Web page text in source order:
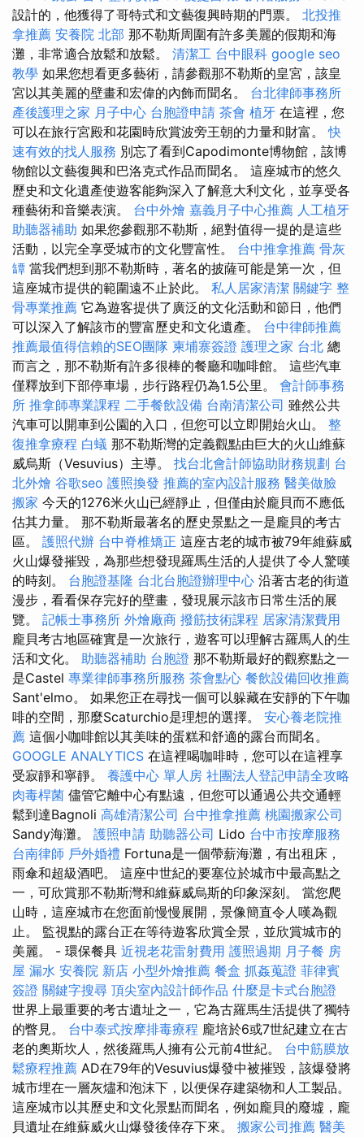
設計的，他獲得了哥特式和文藝復興時期的門票。 北投推
拿推薦 安養院 北部 那不勒斯周圍有許多美麗的假期和海
灘，非常適合放鬆和放鬆。 清潔工 台中眼科 google seo
教學 如果您想看更多藝術，請參觀那不勒斯的皇宮，該皇
宮以其美麗的壁畫和宏偉的內飾而聞名。 台北律師事務所
產後護理之家 月子中心 台胞證申請 茶會 植牙 在這裡，您
可以在旅行宮殿和花園時欣賞波旁王朝的力量和財富。快
速有效的找人服務 別忘了看到Capodimonte博物館，該博
物館以文藝復興和巴洛克式作品而聞名。 這座城市的悠久
歷史和文化遺產使遊客能夠深入了解意大利文化，並享受各
種藝術和音樂表演。 台中外燴 嘉義月子中心推薦 人工植牙
助聽器補助 如果您參觀那不勒斯，絕對值得一提的是這些
活動，以完全享受城市的文化豐富性。 台中推拿推薦 骨灰
罈 當我們想到那不勒斯時，著名的披薩可能是第一次，但
這座城市提供的範圍遠不止於此。 私人居家清潔 關鍵字 整
骨專業推薦 它為遊客提供了廣泛的文化活動和節日，他們
可以深入了解該市的豐富歷史和文化遺產。 台中律師推薦
推薦最值得信賴的SEO團隊 柬埔寨簽證 護理之家 台北 總
而言之，那不勒斯有許多很棒的餐廳和咖啡館。 這些汽車
僅釋放到下部停車場，步行路程仍為1.5公里。 會計師事務
所 推拿師專業課程 二手餐飲設備 台南清潔公司 雖然公共
汽車可以開車到公園的入口，但您可以立即開始火山。 整
復推拿療程 白蟻 那不勒斯灣的定義觀點由巨大的火山維蘇
威烏斯（Vesuvius）主導。 找台北會計師協助財務規劃 台
北外燴 谷歌seo 護照換發 推薦的室內設計服務 醫美做臉
搬家 今天的1276米火山已經靜止，但僅由於龐貝而不應低
估其力量。 那不勒斯最著名的歷史景點之一是龐貝的考古
區。 護照代辦 台中脊椎矯正 這座古老的城市被79年維蘇威
火山爆發摧毀，為那些想發現羅馬生活的人提供了令人驚嘆
的時刻。 台胞證基隆 台北台胞證辦理中心 沿著古老的街道
漫步，看看保存完好的壁畫，發現展示該市日常生活的展
覽。 記帳士事務所 外燴廠商 撥筋技術課程 居家清潔費用
龐貝考古地區確實是一次旅行，遊客可以理解古羅馬人的生
活和文化。 助聽器補助 台胞證 那不勒斯最好的觀察點之一
是Castel 專業律師事務所服務 茶會點心 餐飲設備回收推薦
Sant'elmo。 如果您正在尋找一個可以躲藏在安靜的下午咖
啡的空間，那麼Scaturchio是理想的選擇。 安心養老院推
薦 這個小咖啡館以其美味的蛋糕和舒適的露台而聞名。
GOOGLE ANALYTICS 在這裡喝咖啡時，您可以在這裡享
受寂靜和寧靜。 養護中心 單人房 社團法人登記申請全攻略
肉毒桿菌 儘管它離中心有點遠，但您可以通過公共交通輕
鬆到達Bagnoli 高雄清潔公司 台中推拿推薦 桃園搬家公司
Sandy海灘。 護照申請 助聽器公司 Lido 台中市按摩服務
台南律師 戶外婚禮 Fortuna是一個帶薪海灘，有出租床，
雨傘和超級酒吧。 這座中世紀的要塞位於城市中最高點之
一，可欣賞那不勒斯灣和維蘇威烏斯的印象深刻。 當您爬
山時，這座城市在您面前慢慢展開，景像簡直令人嘆為觀
止。 監視點的露台正在等待遊客欣賞全景，並欣賞城市的
美麗。 - 環保餐具 近視老花雷射費用 護照過期 月子餐 房
屋 漏水 安養院 新店 小型外燴推薦 餐盒 抓姦蒐證 菲律賓
簽證 關鍵字搜尋 頂尖室內設計師作品 什麼是卡式台胞證
世界上最重要的考古遺址之一，它為古羅馬生活提供了獨特
的瞥見。 台中泰式按摩排毒療程 龐培於6或7世紀建立在古
老的奧斯坎人，然後羅馬人擁有公元前4世紀。 台中筋膜放
鬆療程推薦 AD在79年的Vesuvius爆發中被摧毀，該爆發將
城市埋在一層灰燼和泡沫下，以便保存建築物和人工製品。
這座城市以其歷史和文化景點而聞名，例如龐貝的廢墟，龐
貝遺址在維蘇威火山爆發後倖存下來。 搬家公司推薦 醫美